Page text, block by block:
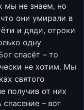
мы не знаем, но
они умирали в
и дяди, отроки
одну
спасёт – то
не хотим. Мы
святого
получив от них
– вот